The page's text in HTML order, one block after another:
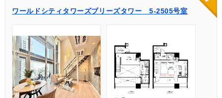
ワールドシティタワーズブリーズタワー 5-2505号室